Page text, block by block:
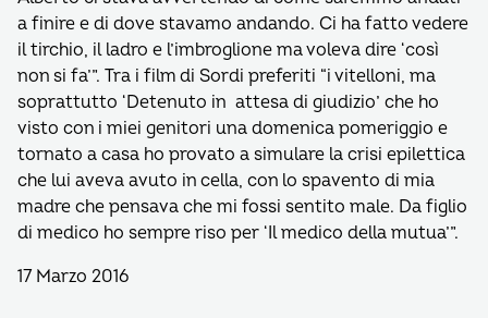
a finire e di dove stavamo andando. Ci ha fatto vedere
il tirchio, il ladro e l’imbroglione ma voleva dire ‘così
non si fa’”. Tra i film di Sordi preferiti “i vitelloni, ma
soprattutto ‘Detenuto in attesa di giudizio’ che ho
visto con i miei genitori una domenica pomeriggio e
tornato a casa ho provato a simulare la crisi epilettica
che lui aveva avuto in cella, con lo spavento di mia
madre che pensava che mi fossi sentito male. Da figlio
di medico ho sempre riso per ‘Il medico della mutua’”.
17 Marzo 2016